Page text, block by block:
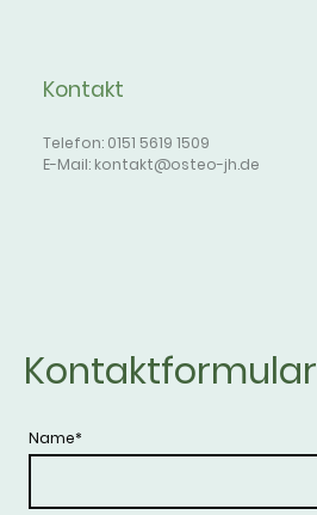
Kontakt
Telefon: 0151 5619 1509
E-Mail: kontakt@osteo-jh.de
Kontaktformular
Name*